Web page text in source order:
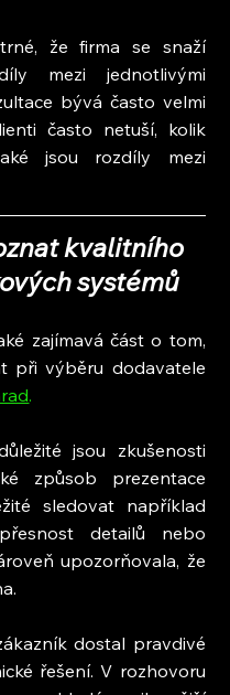
že firma se snaží
mezi jednotlivými
bývá často velmi
často netuší, kolik
jsou rozdíly mezi
kvalitního
systémů
zajímavá část o tom,
při výběru dodavatele
.
jsou zkušenosti
způsob prezentace
sledovat například
detailů nebo
upozorňovala, že
dostal pravdivé
řešení. V rozhovoru